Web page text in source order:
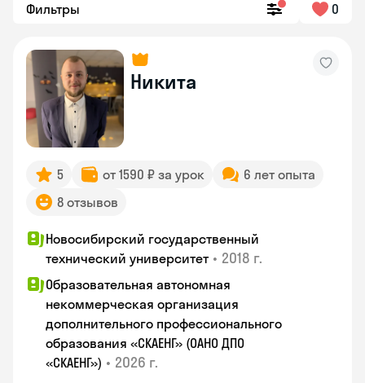
Фильтры 0
Никита
5 от 1590 ₽ за урок
6 лет опыта
8 отзывов
Новосибирский государственный
технический университет • 2018 г.
Образовательная автономная
некоммерческая организация
дополнительного профессионального
образования «СКАЕНГ» (ОАНО ДПО
«СКАЕНГ») • 2026 г.